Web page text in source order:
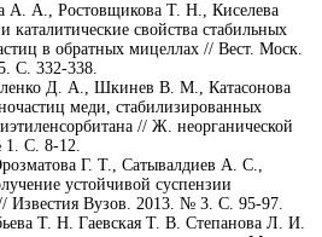
А. А., Ростовщикова Т. Н., Киселева
свойства стабильных
в обратных мицеллах // Вест. Моск.
С. 332-338.
Д. А., Шкинев В. М., Катасонова
меди, стабилизированных
// Ж. неорганической
С. 8-12.
Г. Т., Сатывалдиев А. С.,
устойчивой суспензии
Известия Вузов. 2013. № 3. С. 95-97.
Т. Н. Гаевская Т. В. Степанова Л. И.